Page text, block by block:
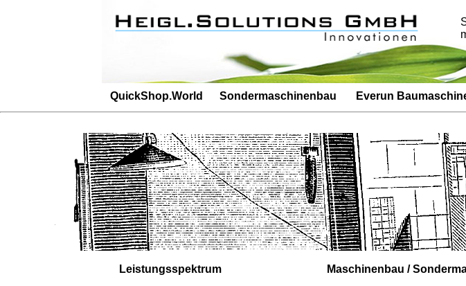
Besucherz�hler: 3371Besucherz�hler: 38
QuickShop.World Sondermaschinenbau Everun
Leistungsspektrum
Maschinenbau /